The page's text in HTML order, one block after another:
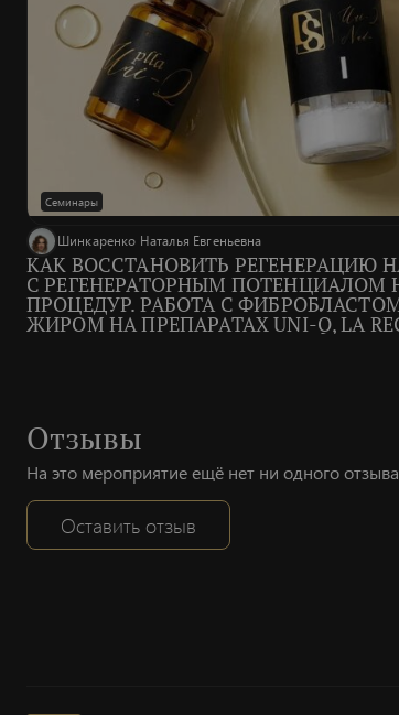
Семинары
Шинкаренко Наталья Евгеньевна
КАК ВОССТАНОВИТЬ РЕГЕНЕРАЦИЮ
С РЕГЕНЕРАТОРНЫМ ПОТЕНЦИАЛОМ
ПРОЦЕДУР. РАБОТА С
ЖИРОМ НА ПРЕПАРАТАХ UNI-Q, LA
Отзывы
На это мероприятие ещё нет ни одного
Оставить отзыв